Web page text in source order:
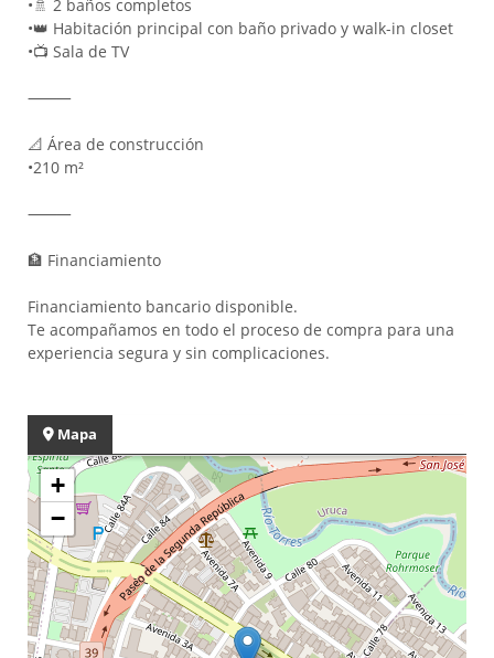
•🚿 2 baños completos
•👑 Habitación principal con baño privado y walk-in closet
•📺 Sala de TV
⸻
📐 Área de construcción
•210 m²
⸻
🏦 Financiamiento
Financiamiento bancario disponible.
Te acompañamos en todo el proceso de compra para una
experiencia segura y sin complicaciones.
Mapa
+
−